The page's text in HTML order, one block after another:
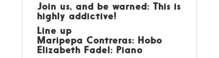
Join us, and be warned: This is
highly addictive!
Line up
Maripepa Contreras: Hobo
Elizabeth Fadel: Piano